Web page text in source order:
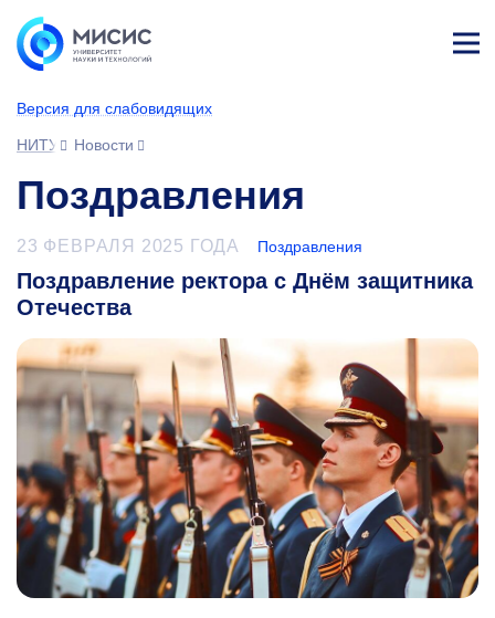
Версия для слабовидящих
НИТУ МИСИС
Новости
Поздравления
23 ФЕВРАЛЯ 2025 ГОДА Поздравления
Поздравление ректора с Днём защитника
Отечества